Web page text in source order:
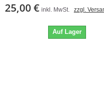
25,00 € inkl. MwSt. zzgl.
Auf Lager